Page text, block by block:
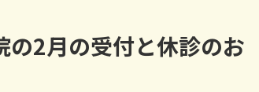
の2月の受付と休診のお